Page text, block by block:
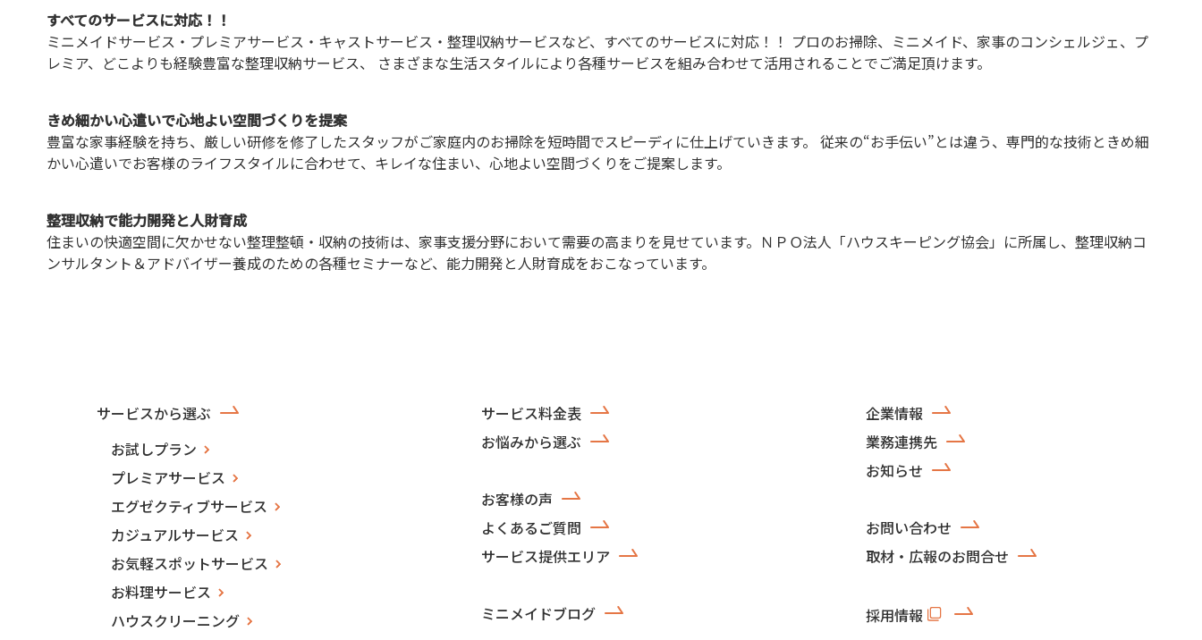
すべてのサービスに対応！！
ミニメイドサービス・プレミアサービス・キャストサービス・整理収納サービスなど、すべてのサービスに対応！！ プロのお掃除、ミニメイド、家事のコンシェルジェ、プ
レミア、どこよりも経験豊富な整理収納サービス、 さまざまな生活スタイルにより各種サービスを組み合わせて活用されることでご満足頂けます。
きめ細かい心遣いで心地よい空間づくりを提案
豊富な家事経験を持ち、厳しい研修を修了したスタッフがご家庭内のお掃除を短時間でスピーディに仕上げていきます。 従来の“お手伝い”とは違う、専門的な技術ときめ細
かい心遣いでお客様のライフスタイルに合わせて、キレイな住まい、心地よい空間づくりをご提案します。
整理収納で能力開発と人財育成
住まいの快適空間に欠かせない整理整頓・収納の技術は、家事支援分野において需要の高まりを見せています。ＮＰＯ法人「ハウスキーピング協会」に所属し、整理収納コ
ンサルタント＆アドバイザー養成のための各種セミナーなど、能力開発と人財育成をおこなっています。
サービスから選ぶ
お試しプラン
プレミアサービス
エグゼクティブサービス
カジュアルサービス
お気軽スポットサービス
お料理サービス
ハウスクリーニング
サービス料金表
お悩みから選ぶ
お客様の声
よくあるご質問
サービス提供エリア
ミニメイドブログ
企業情報
業務連携先
お知らせ
お問い合わせ
取材・広報のお問合せ
採用情報